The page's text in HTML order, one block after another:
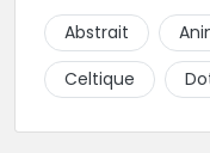
de l’Atelier :
https://
Abstrait
Celtique